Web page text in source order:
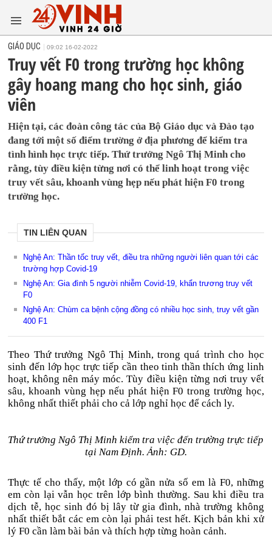
GIÁO DỤC 09:02 16-02-2022
Truy vết F0 trong trường học không
gây hoang mang cho học sinh, giáo
viên
Hiện tại, các đoàn công tác của Bộ Giáo dục và Đào tạo
đang tới một số điểm trường ở địa phương để kiểm tra
tình hình học trực tiếp. Thứ trưởng Ngô Thị Minh cho
rằng, tùy điều kiện từng nơi có thể linh hoạt trong việc
truy vết sâu, khoanh vùng hẹp nếu phát hiện F0 trong
trường học.
TIN LIÊN QUAN
Nghệ An: Thần tốc truy vết, điều tra những người liên quan tới các
trường hợp Covid-19
Nghệ An: Gia đình 5 người nhiễm Covid-19, khẩn trương truy vết
F0
Nghệ An: Chùm ca bệnh cộng đồng có nhiều học sinh, truy vết gần
400 F1
Theo Thứ trưởng Ngô Thị Minh, trong quá trình cho học
sinh đến lớp học trực tiếp cần theo tinh thần thích ứng linh
hoạt, không nên máy móc. Tùy điều kiện từng nơi truy vết
sâu, khoanh vùng hẹp nếu phát hiện F0 trong trường học,
không nhất thiết phải cho cả lớp nghỉ học để cách ly.
Thứ trưởng Ngô Thị Minh kiểm tra việc đến trường trực tiếp
tại Nam Định. Ảnh: GD.
Thực tế cho thấy, một lớp có gần nửa số em là F0, những
em còn lại vẫn học trên lớp bình thường. Sau khi điều tra
dịch tễ, học sinh đó bị lây từ gia đình, nhà trường không
nhất thiết bắt các em còn lại phải test hết. Kịch bản khi xử
lý F0 cần làm bài bản và thích hợp từng hoàn cảnh.